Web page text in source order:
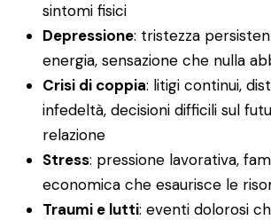
sintomi fisici
Depressione: tristezza
energia, sensazione che nulla
Crisi di coppia: litigi continui,
infedeltà, decisioni difficili sul
relazione
Stress: pressione lavorativa,
economica che esaurisce le
Traumi e lutti: eventi dolorosi